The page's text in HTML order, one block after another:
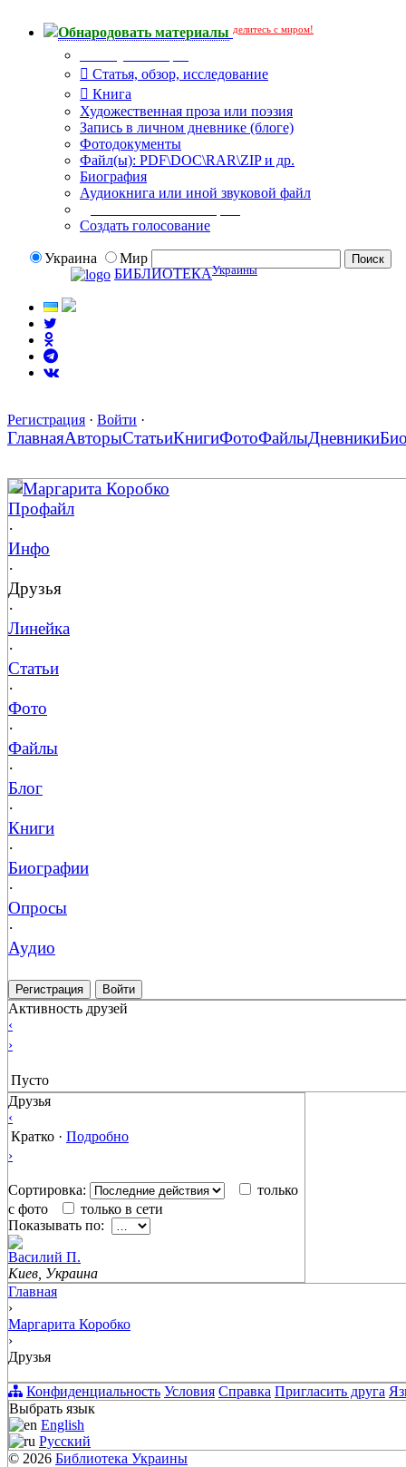
Обнародовать материалы делитесь с миром!
Статья, обзор, исследование
Книга
Художественная проза или поэзия
Запись в личном дневнике (блоге)
Фотодокументы
Файл(ы): PDF\DOC\RAR\ZIP и др.
Биография
Аудиокнига или иной звуковой файл
Создать голосование
Украина
Мир
БИБЛИОТЕКАУкраины
Регистрация · Войти ·
ГлавнаяАвторыСтатьиКнигиФотоФайлыДневники
Маргарита Коробко
Профайл
·
Инфо
·
Друзья
·
Линейка
·
Статьи
·
Фото
·
Файлы
·
Блог
·
Книги
·
Биографии
·
Опросы
·
Аудио
Регистрация Войти
Активность друзей
‹
›
Пусто
Друзья
‹
Кратко · Подробно
›
Сортировка:
только
с фото
только в сети
Показывать по:
Василий П.
Киев, Украина
Главная
›
Маргарита Коробко
›
Друзья
Конфиденциальность Условия Справка Пригласить друга
Выбрать язык
English
Русский
© 2026 Библиотека Украины